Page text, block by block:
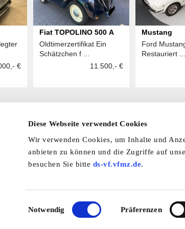
Diese Webseite verwendet Cookies
Wir verwenden Cookies, um Inhalte und
anbieten zu können und die Zugriffe auf
besuchen Sie bitte ds-vf.vfmz.de.
Einwilligungsauswahl
Notwendig Präferenzen
€
Fiat TOPOLINO 500 A
Oldtimerzertifikat Ein
Schätzchen f ...
11.500,- €
Mustang
Ford
Restauriert ...
OLDTIMER MARKT
Social-Media-Seiten oder laden Sie
| YouTube| Termine-App
Branchenbuch Shop